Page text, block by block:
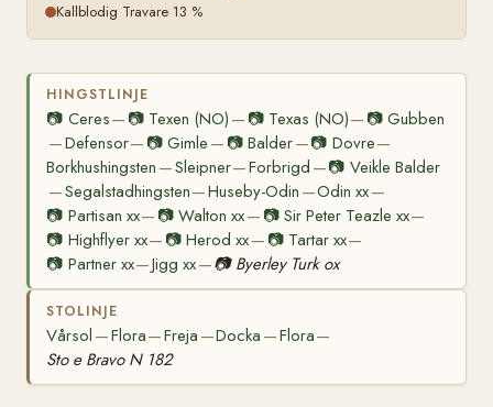
Kallblodig Travare 13 %
HINGSTLINJE
📷 Ceres— 📷 Texen (NO) — 📷 Texas (NO)— 📷 Gubben
—Defensor— 📷Gimle — 📷Balder—📷 Dovre—
Borkhushingsten —Sleipner—Forbrigd —📷 Veikle Balder
—Segalstadhingsten—Huseby-Odin —Odin xx—
📷 Partisan xx— 📷Walton xx— 📷 Sir Peter Teazle xx—
📷 Highflyer xx— 📷Herod xx— 📷 Tartar xx—
📷 Partner xx—Jigg xx—📷 Byerley Turk ox
STOLINJE
Vårsol —Flora—Freja —Docka —Flora—
Sto e Bravo N 182